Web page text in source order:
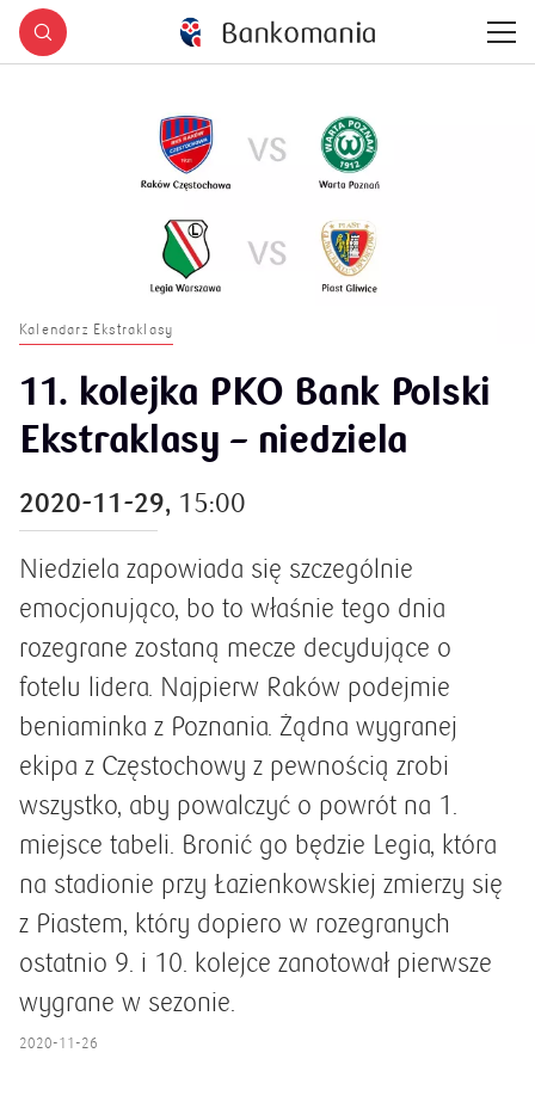
Kalendarz Ekstraklasy
11. kolejka PKO Bank Polski
Ekstraklasy – niedziela
2020-11-29, 15:00
Niedziela zapowiada się szczególnie
emocjonująco, bo to właśnie tego dnia
rozegrane zostaną mecze decydujące o
fotelu lidera. Najpierw Raków podejmie
beniaminka z Poznania. Żądna wygranej
ekipa z Częstochowy z pewnością zrobi
wszystko, aby powalczyć o powrót na 1.
miejsce tabeli. Bronić go będzie Legia, która
na stadionie przy Łazienkowskiej zmierzy się
z Piastem, który dopiero w rozegranych
ostatnio 9. i 10. kolejce zanotował pierwsze
wygrane w sezonie.
2020-11-26